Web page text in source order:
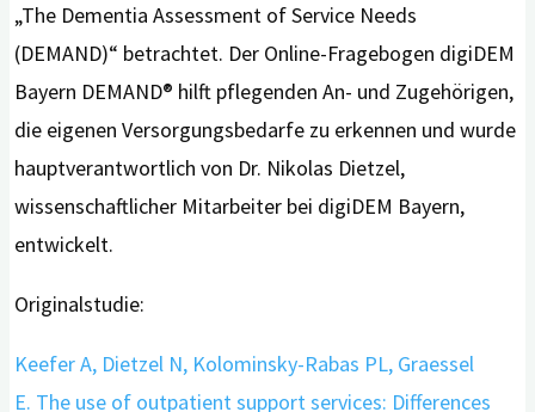
„The Dementia Assessment of Service Needs
(DEMAND)“ betrachtet. Der Online-Fragebogen digiDEM
Bayern DEMAND® hilft pflegenden An- und Zugehörigen,
die eigenen Versorgungsbedarfe zu erkennen und wurde
hauptverantwortlich von Dr. Nikolas Dietzel,
wissenschaftlicher Mitarbeiter bei digiDEM Bayern,
entwickelt.
Originalstudie:
Keefer A, Dietzel N, Kolominsky-Rabas PL, Graessel
E. The use of outpatient support services: Differences